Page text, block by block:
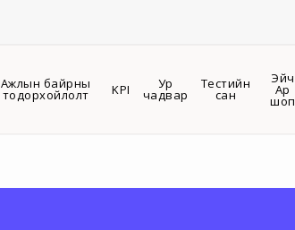
Ажлын байрны
тодорхойлолт KPI Ур
чадвар
Тестийн
сан
Эйч
Ар
шоп